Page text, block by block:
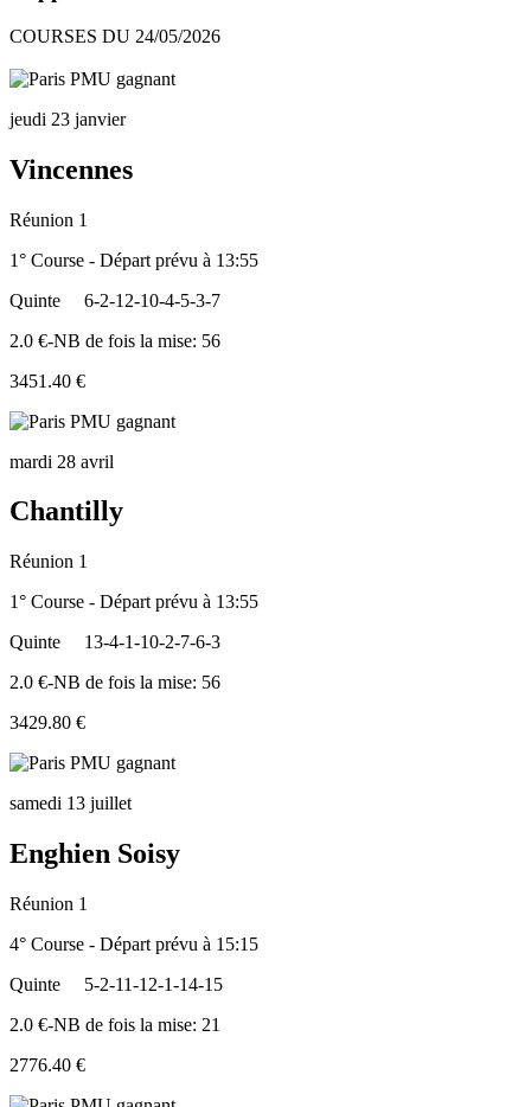
COURSES DU 24/05/2026
jeudi 23 janvier
Vincennes
Réunion 1
1° Course - Départ prévu à 13:55
Quinte
6-2-12-10-4-5-3-7
2.0 €-NB de fois la mise: 56
3451.40 €
mardi 28 avril
Chantilly
Réunion 1
1° Course - Départ prévu à 13:55
Quinte
13-4-1-10-2-7-6-3
2.0 €-NB de fois la mise: 56
3429.80 €
samedi 13 juillet
Enghien Soisy
Réunion 1
4° Course - Départ prévu à 15:15
Quinte
5-2-11-12-1-14-15
2.0 €-NB de fois la mise: 21
2776.40 €